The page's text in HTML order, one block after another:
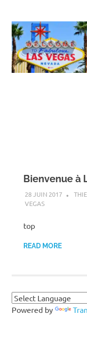
Bienvenue à
28 JUIN 2017
VEGAS
top
READ MORE
Powered by